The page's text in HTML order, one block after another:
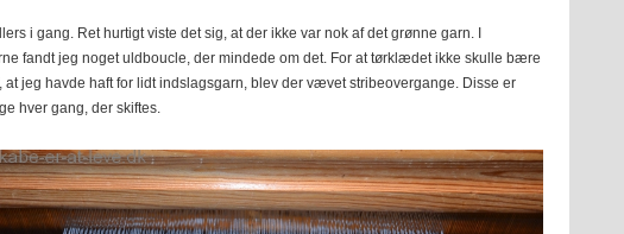
i gang. Ret hurtigt viste det sig, at der ikke var nok af det grønne garn. I
fandt jeg noget uldboucle, der mindede om det. For at tørklædet ikke skulle bære
jeg havde haft for lidt indslagsgarn, blev der vævet stribeovergange. Disse er
hver gang, der skiftes.